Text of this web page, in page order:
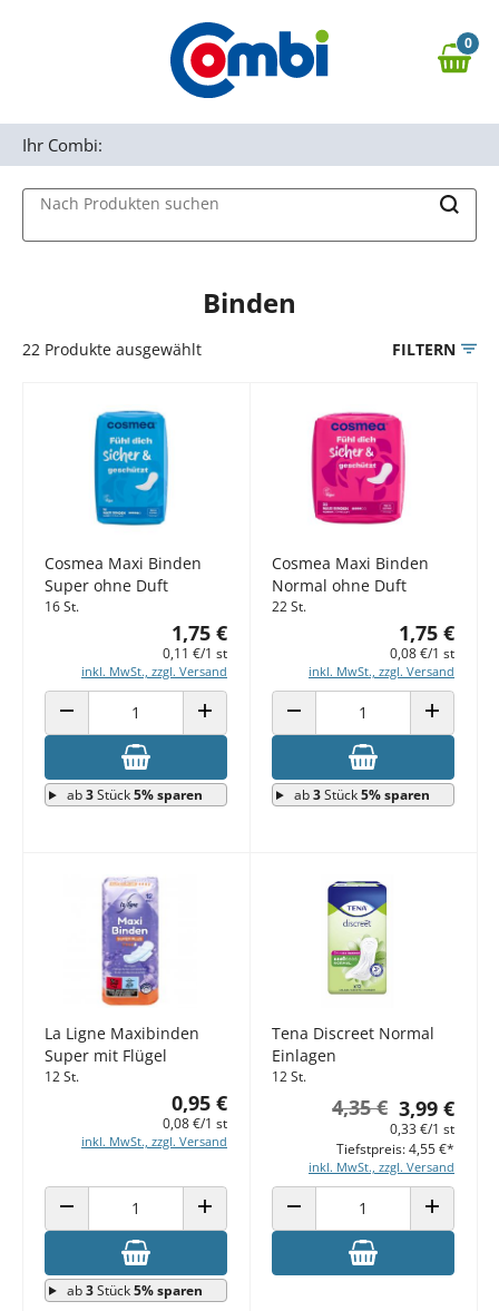
Zur Navigation springen
0,00 €
0
Nach Produkten suchen
Ihr Combi:
Binden
22 Produkte ausgewählt FILTERN
Cosmea Maxi Binden
Super ohne Duft
16 St.
1,75 €
0,11 €/1 st
inkl. MwSt., zzgl. Versand
ANZAHL VERRINGERN ANZAHL ERHÖHEN
ab3Stück5% sparen
Cosmea Maxi Binden
Normal ohne Duft
22 St.
1,75 €
0,08 €/1 st
inkl. MwSt., zzgl. Versand
ANZAHL VERRINGERN ANZAHL
ab3Stück5% sparen
La Ligne Maxibinden
Super mit Flügel
12 St.
0,95 €
0,08 €/1 st
inkl. MwSt., zzgl. Versand
ANZAHL VERRINGERN ANZAHL ERHÖHEN
ab3Stück5% sparen
Tena Discreet Normal
Einlagen
12 St.
3,99 €
4,35 €
0,33 €/1 st
inkl. MwSt., zzgl. Versand
Tiefstpreis: 4,55 €*
ANZAHL VERRINGERN ANZAHL